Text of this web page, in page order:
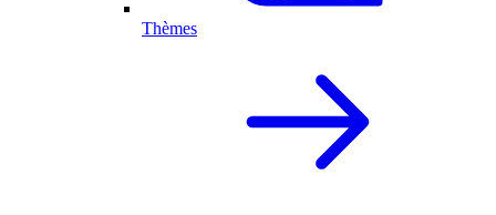
Thèmes